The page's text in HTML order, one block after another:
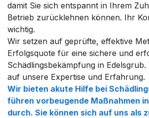
damit Sie sich entspannt in Ihrem
Betrieb zurücklehnen können. Ihr
wichtig.
Wir setzen auf geprüfte, effektive
Erfolgsquote für eine sichere und
Schädlingsbekämpfung in Edelsgrub.
auf unsere Expertise und Erfahrung.
Wir bieten akute Hilfe bei
führen vorbeugende Maßnahmen
durch. Sie können sich auf uns als